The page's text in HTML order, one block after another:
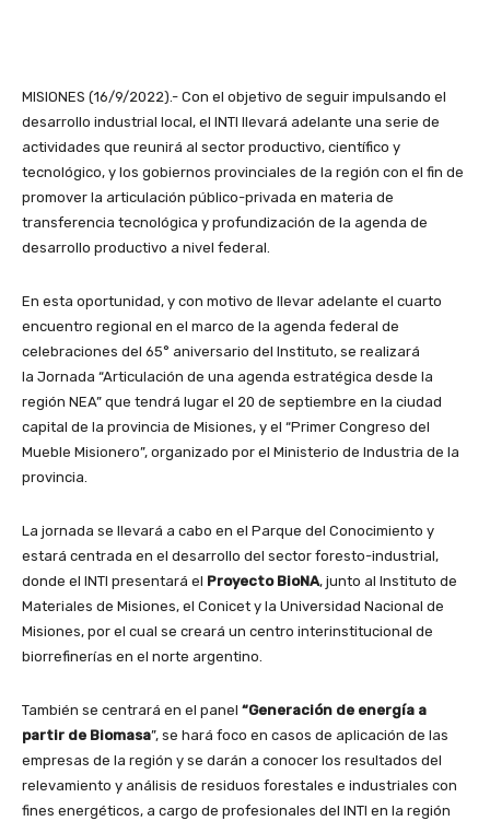
MISIONES (16/9/2022).- Con el objetivo de seguir impulsando el
desarrollo industrial local, el INTI llevará adelante una serie de
actividades que reunirá al sector productivo, científico y
tecnológico, y los gobiernos provinciales de la región con el fin de
promover la articulación público-privada en materia de
transferencia tecnológica y profundización de la agenda de
desarrollo productivo a nivel federal.
En esta oportunidad, y con motivo de llevar adelante el cuarto
encuentro regional en el marco de la agenda federal de
celebraciones del 65° aniversario del Instituto, se realizará
la Jornada “Articulación de una agenda estratégica desde la
región NEA” que tendrá lugar el 20 de septiembre en la ciudad
capital de la provincia de Misiones, y el “Primer Congreso del
Mueble Misionero”, organizado por el Ministerio de Industria de la
provincia.
La jornada se llevará a cabo en el Parque del Conocimiento y
estará centrada en el desarrollo del sector foresto-industrial,
donde el INTI presentará el Proyecto BioNA, junto al Instituto de
Materiales de Misiones, el Conicet y la Universidad Nacional de
Misiones, por el cual se creará un centro interinstitucional de
biorrefinerías en el norte argentino.
También se centrará en el panel “Generación de energía a
partir de Biomasa”, se hará foco en casos de aplicación de las
empresas de la región y se darán a conocer los resultados del
relevamiento y análisis de residuos forestales e industriales con
fines energéticos, a cargo de profesionales del INTI en la región